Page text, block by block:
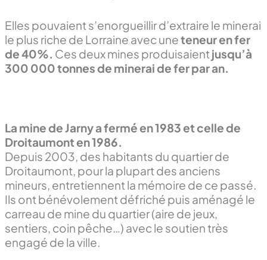
Elles pouvaient s’enorgueillir d’extraire le minerai
le plus riche de Lorraine avec uneteneur en fer
de 40%. Ces deux mines produisaientjusqu’à
300 000 tonnes de minerai de fer par an.
La mine de Jarny a fermé en 1983 et celle de
Droitaumont en 1986.
Depuis 2003, des habitants du quartier de
Droitaumont, pour la plupart des anciens
mineurs, entretiennent la mémoire de ce passé.
Ils ont bénévolement défriché puis aménagé le
carreau de mine du quartier (aire de jeux,
sentiers, coin pêche…) avec le soutien très
engagé de la ville.